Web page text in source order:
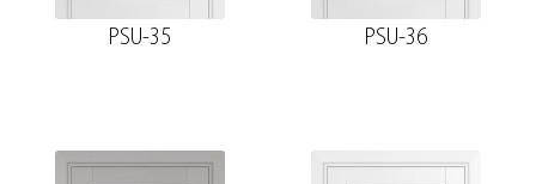
PSU-35 PSU-36